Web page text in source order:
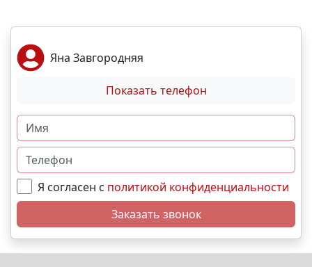
Яна Завгородняя
Показать телефон
Я согласен с политикой конфиденциальности
Заказать звонок